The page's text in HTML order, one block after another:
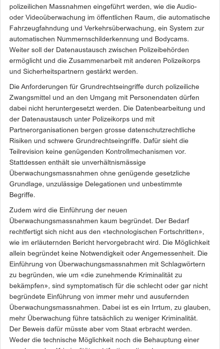
polizeilichen Massnahmen eingeführt werden, wie die Audio-
oder Videoüberwachung im öffentlichen Raum, die automatische
Fahrzeugfahndung und Verkehrsüberwachung, ein System zur
automatischen Nummernschilderkennung und Bodycams.
Weiter soll der Datenaustausch zwischen Polizeibehörden
ermöglicht und die Zusammenarbeit mit anderen Polizeikorps
und Sicherheitspartnern gestärkt werden.
Die Anforderungen für Grundrechtseingriffe durch polizeiliche
Zwangsmittel und an den Umgang mit Personendaten dürfen
dabei nicht heruntergesetzt werden. Die Datenbearbeitung und
der Datenaustausch unter Polizeikorps und mit
Partnerorganisationen bergen grosse datenschutzrechtliche
Risiken und schwere Grundrechtseingriffe. Dafür sieht die
Teilrevision keine genügenden Kontrollmechanismen vor.
Stattdessen enthält sie unverhältnismässige
Überwachungsmassnahmen ohne genügende gesetzliche
Grundlage, unzulässige Delegationen und unbestimmte
Begriffe.
Zudem wird die Einführung der neuen
Überwachungsmassnahmen kaum begründet. Der Bedarf
rechtfertigt sich nicht aus den «technologischen Fortschritten»,
wie im erläuternden Bericht hervorgebracht wird. Die Möglichkeit
allein begründet keine Notwendigkeit oder Angemessenheit. Die
Einführung von Überwachungsmassnahmen mit Schlagwörtern
zu begründen, wie um «die zunehmende Kriminalität zu
bekämpfen», sind symptomatisch für die schlecht oder gar nicht
begründete Einführung von immer mehr und ausufernden
Überwachungsmassnahmen. Dabei ist es ein Irrtum, zu glauben,
mehr Überwachung führe tatsächlich zu weniger Kriminalität.
Der Beweis dafür müsste aber vom Staat erbracht werden.
Weder die technische Möglichkeit noch die Behauptung einer